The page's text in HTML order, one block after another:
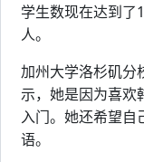
学生数现在达到了
人。
加州大学洛杉矶
示，她是因为喜欢
入门。她还希望自
语。